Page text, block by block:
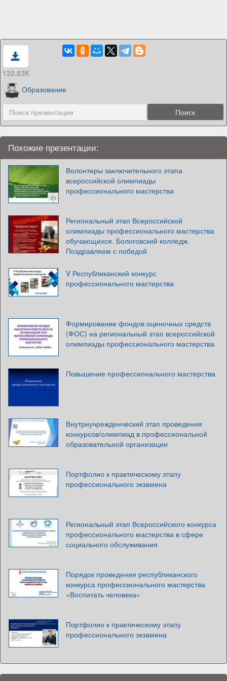
132.83K
Образование
Похожие презентации:
Волонтеры заключительного этапа
всероссийской олимпиады
профессионального мастерства
Региональный этап Всероссийской
олимпиады профессионального мастерства
обучающихся. Бологовский колледж.
Поздравляем с победой
V Республиканский конкурс
профессионального мастерства
Формирование фондов оценочных средств
(ФОС) на региональный этап всероссийской
олимпиады профессионального мастерства
Повышение профессионального мастерства
Внутриучрежденческий этап проведения
конкурсов/олимпиад в профессиональной
образовательной организации
Портфолио к практическому этапу
профессионального экзамена
Региональный этап Всероссийского конкурса
профессионального мастерства в сфере
социального обслуживания
Порядок проведения республиканского
конкурса профессионального мастерства
«Воспитать человека»
Портфолио к практическому этапу
профессионального экзамена